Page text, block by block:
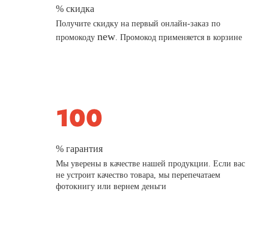
% скидка
Получите скидку на первый онлайн-заказ по
промокодуnew. Промокод применяется в корзине
% гарантия
Мы уверены в качестве нашей продукции. Если вас
не устроит качество товара, мы перепечатаем
фотокнигу или вернем деньги